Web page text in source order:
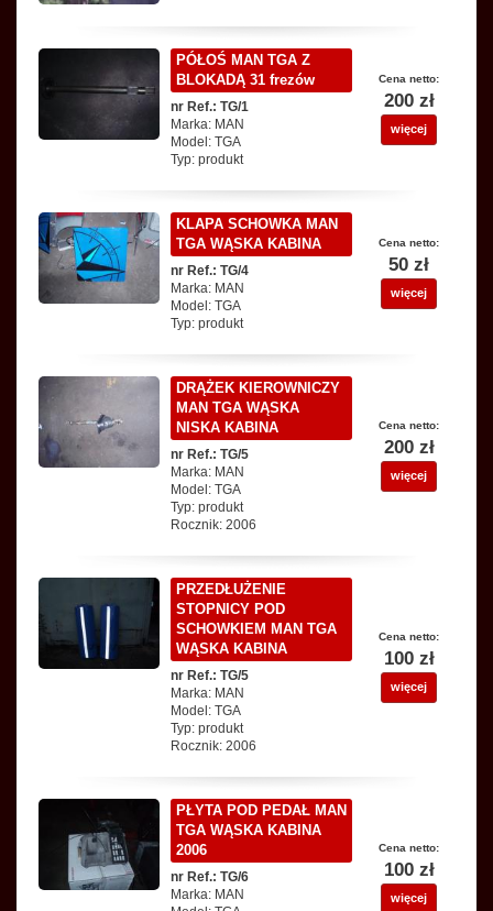
PÓŁOŚ MAN TGA Z
BLOKADĄ 31 frezów
nr Ref.: TG/1
Marka: MAN
Model: TGA
Typ: produkt
Cena netto:
200 zł
więcej
KLAPA SCHOWKA MAN
TGA WĄSKA KABINA
nr Ref.: TG/4
Marka: MAN
Model: TGA
Typ: produkt
Cena netto:
50 zł
więcej
DRĄŻEK KIEROWNICZY
MAN TGA WĄSKA
NISKA KABINA
nr Ref.: TG/5
Marka: MAN
Model: TGA
Typ: produkt
Rocznik: 2006
Cena netto:
200 zł
więcej
PRZEDŁUŻENIE
STOPNICY POD
SCHOWKIEM MAN TGA
WĄSKA KABINA
nr Ref.: TG/5
Marka: MAN
Model: TGA
Typ: produkt
Rocznik: 2006
Cena netto:
100 zł
więcej
PŁYTA POD PEDAŁ MAN
TGA WĄSKA KABINA
2006
nr Ref.: TG/6
Marka: MAN
Cena netto:
100 zł
więcej